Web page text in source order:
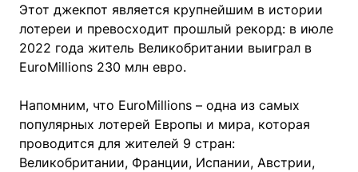
Этот джекпот является крупнейшим в истории
лотереи и превосходит прошлый рекорд: в июле
2022 года житель Великобритании выиграл в
EuroMillions 230 млн евро.
Напомним, что EuroMillions – одна из самых
популярных лотерей Европы и мира, которая
проводится для жителей 9 стран:
Великобритании, Франции, Испании, Австрии,